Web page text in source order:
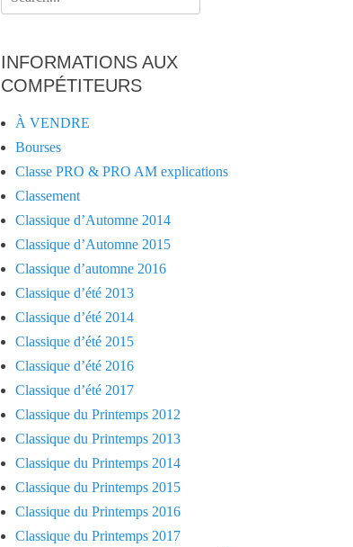
for:
INFORMATIONS AUX
COMPÉTITEURS
À VENDRE
Bourses
Classe PRO & PRO AM explications
Classement
Classique d’Automne 2014
Classique d’Automne 2015
Classique d’automne 2016
Classique d’été 2013
Classique d’été 2014
Classique d’été 2015
Classique d’été 2016
Classique d’été 2017
Classique du Printemps 2012
Classique du Printemps 2013
Classique du Printemps 2014
Classique du Printemps 2015
Classique du Printemps 2016
Classique du Printemps 2017